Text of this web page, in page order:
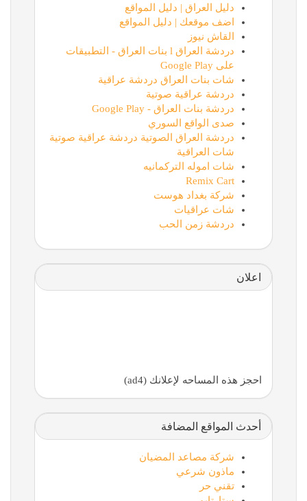
دليل العراق | دليل المواقع
اضف موقعك | دليل المواقع
القاش نيوز
دردشة العراق l بنات العراق - التطبيقات
على Google Play
شات بنات العراق دردشة عراقية
دردشة عراقية صوتية
دردشة بنات العراق - Google Play
صدى الواقع السوري
دردشة العراق الصوتية دردشة عراقية صوتية
شات العراقية
شات اموله التركمانيه
Remix Cart
شركة بغداد هوست
شات عراقيات
دردشة زمن الحب
اعلان
احجز هذه المساحه لإعلانك (ad4)
أحدث المواقع المضافة
شركة مصاعد المضيان
ماذون شرعي
تقني حر